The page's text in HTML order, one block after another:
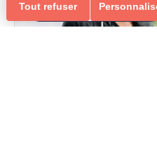
Entraide et Solidarité
Tout refuser